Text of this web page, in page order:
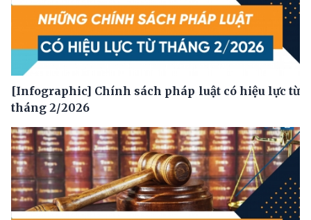
[Infographic] Chính sách pháp luật có hiệu lực từ
tháng 2/2026